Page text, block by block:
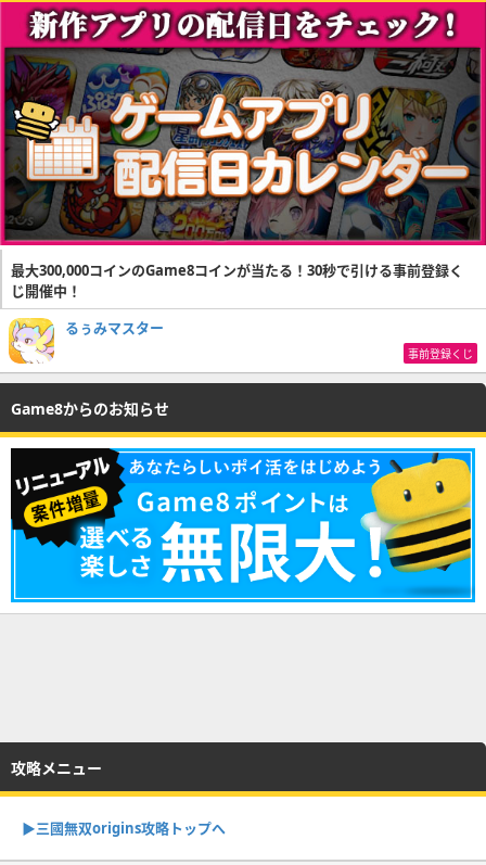
最大300,000コインのGame8コインが当たる！30秒で引ける事前登録く
じ開催中！
るぅみマスター
事前登録くじ
Game8からのお知らせ
攻略メニュー
▶︎三國無双origins攻略トップへ